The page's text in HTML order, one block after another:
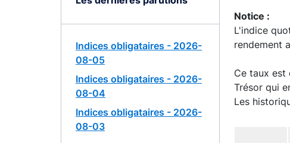
Indices obligataires - 2026-
08-05
Indices obligataires - 2026-
08-04
Indices obligataires - 2026-
08-03
Notice :
L'indice
rendement
Ce taux est
Trésor qui
Les